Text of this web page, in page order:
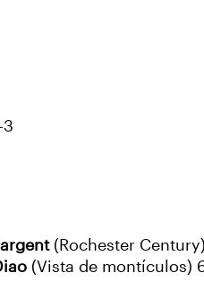
3
(Rochester
(Vista de montículos)